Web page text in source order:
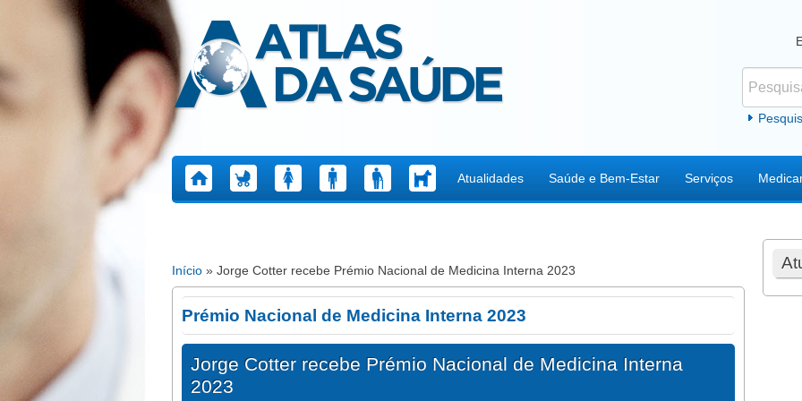
Atlas da Saúde
Atualidades Saúde e Bem-Estar Serviços
Está aqui
Início » Jorge Cotter recebe Prémio Nacional de Medicina Interna 2023
Prémio Nacional de Medicina Interna 2023
Jorge Cotter recebe Prémio Nacional de Medicina Interna
2023